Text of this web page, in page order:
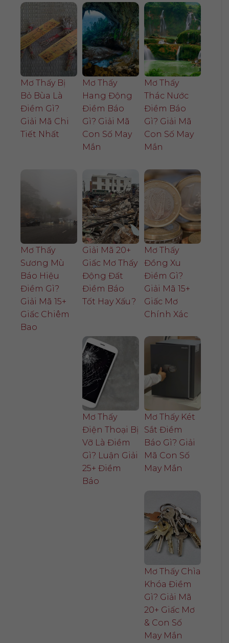
Mơ Thấy Bị
Bỏ Bùa Là
Điềm Gì?
Giải Mã Chi
Tiết Nhất
Mơ Thấy
Hang Động
Điềm Báo
Gì? Giải Mã
Con Số May
Mắn
Mơ Thấy
Thác Nước
Điềm Báo
Gì? Giải Mã
Con Số May
Mắn
Mơ Thấy
Sương Mù
Báo Hiệu
Điềm Gì?
Giải Mã 15+
Giấc Chiêm
Bao
Giải Mã 20+
Giấc Mơ Thấy
Động Đất
Điềm Báo
Tốt Hay Xấu?
Mơ Thấy
Đồng Xu
Điềm Gì?
Giải Mã 15+
Giấc Mơ
Chính Xác
Mơ Thấy
Điện Thoại Bị
Vỡ Là Điềm
Gì? Luận Giải
25+ Điềm
Báo
Mơ Thấy Két
Sắt Điềm
Báo Gì? Giải
Mã Con Số
May Mắn
Mơ Thấy Chìa
Khóa Điềm
Gì? Giải Mã
20+ Giấc Mơ
& Con Số
May Mắn